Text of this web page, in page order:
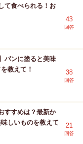
て食べられる！お
43
回答
パンに塗ると美味
教えて！
38
回答
すすめは？最新か
しいものを教えて
21
回答